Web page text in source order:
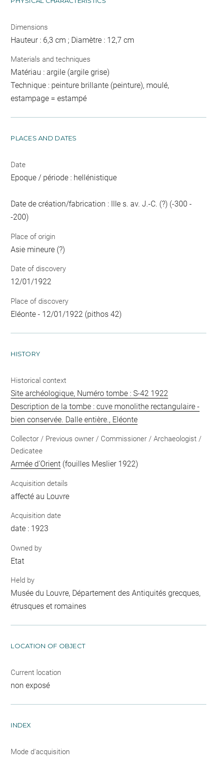
Dimensions
Hauteur : 6,3 cm ; Diamètre : 12,7 cm
Materials and techniques
Matériau : argile (argile grise)
Technique : peinture brillante (peinture), moulé,
estampage = estampé
PLACES AND DATES
Date
Epoque / période : hellénistique
Date de création/fabrication : IIIe s. av. J.-C. (?) (-300 -
-200)
Place of origin
Asie mineure (?)
Date of discovery
12/01/1922
Place of discovery
Eléonte - 12/01/1922 (pithos 42)
HISTORY
Historical context
Site archéologique, Numéro tombe : S-42 1922
Description de la tombe : cuve monolithe rectangulaire -
bien conservée. Dalle entière., Eléonte
Collector / Previous owner / Commissioner / Archaeologist /
Dedicatee
Armée d'Orient (fouilles Meslier 1922)
Acquisition details
affecté au Louvre
Acquisition date
date : 1923
Owned by
Etat
Held by
Musée du Louvre, Département des Antiquités grecques,
étrusques et romaines
LOCATION OF OBJECT
Current location
non exposé
INDEX
Mode d'acquisition